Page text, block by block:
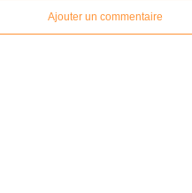
Ajouter un commentaire